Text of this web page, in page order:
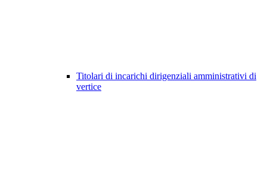
Titolari di incarichi dirigenziali amministrativi di
vertice